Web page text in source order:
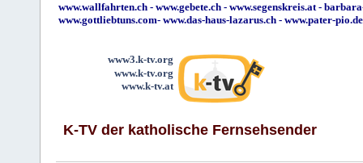
www.wallfahrten.ch - www.gebete.ch - www.segenskreis.at -
www.gottliebtuns.com- www.das-haus-lazarus.ch - www.pater-pio.de
www3.k-tv.org
www.k-tv.org
www.k-tv.at
K-TV der katholische Fernsehsender